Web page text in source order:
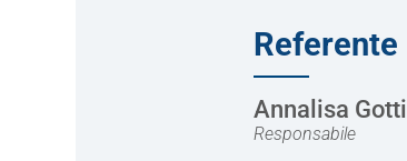
Referente
Annalisa Gotti
Responsabile